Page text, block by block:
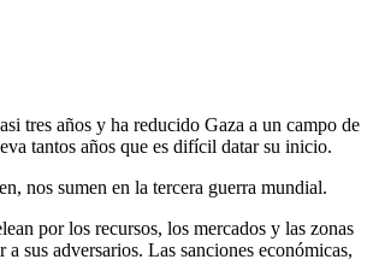
tres años y ha reducido Gaza a un campo de
tantos años que es difícil datar su inicio.
nos sumen en la tercera guerra mundial.
por los recursos, los mercados y las zonas
sus adversarios. Las sanciones económicas,